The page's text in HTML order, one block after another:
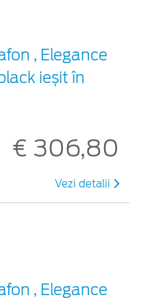
, Elegance
ieșit în
€ 306,80
Vezi detalii
, Elegance